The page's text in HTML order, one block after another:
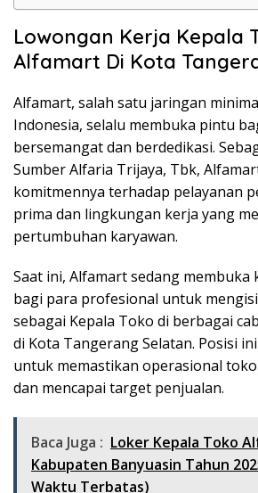
Lowongan Kerja Kepala
Alfamart Di Kota
Alfamart, salah satu jaringan
Indonesia, selalu membuka pintu
bersemangat dan berdedikasi.
Sumber Alfaria Trijaya, Tbk,
komitmennya terhadap pelayanan
prima dan lingkungan kerja yang
pertumbuhan karyawan.
Saat ini, Alfamart sedang membuka
bagi para profesional untuk
sebagai Kepala Toko di berbagai
di Kota Tangerang Selatan. Posisi
untuk memastikan operasional
dan mencapai target penjualan.
Baca Juga : Loker Kepala Toko
Kabupaten Banyuasin Tahun
Waktu Terbatas)